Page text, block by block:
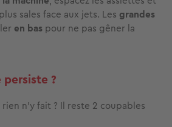
sales face aux jets. Les grandes
en bas pour ne pas gêner la
?
n’y fait ? Il reste 2 coupables